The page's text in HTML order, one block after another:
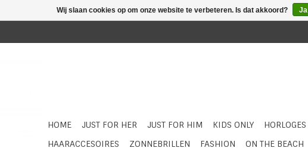
HOME JUST FOR HER JUST FOR HIM KIDS ONLY HORLOGES
HAARACCESOIRES
ZONNEBRILLEN FASHION ON THE BEACH
Wij slaan cookies op om onze website te verbeteren. Is dat akkoord? Ja